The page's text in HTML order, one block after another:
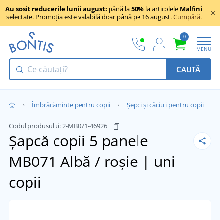
Au sosit reducerile lunii august: până la50% la articolele Malfini
selectate. Promoția este valabilă doar până pe 16 august.Cumpără.
0
MENU
CAUTĂ
Îmbrăcăminte pentru copii Șepci și căciuli pentru copii
Codul produsului:2-MB071-46926
Șapcă copii 5 panele
MB071 Albă / roșie | uni
copii